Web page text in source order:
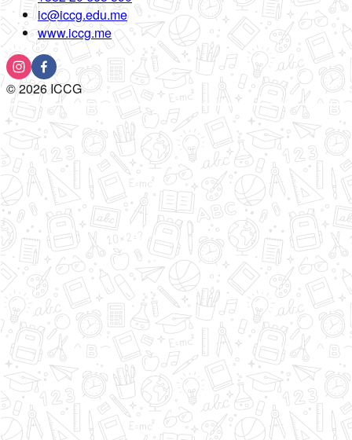
ic@iccg.edu.me
www.iccg.me
©2026ICCG